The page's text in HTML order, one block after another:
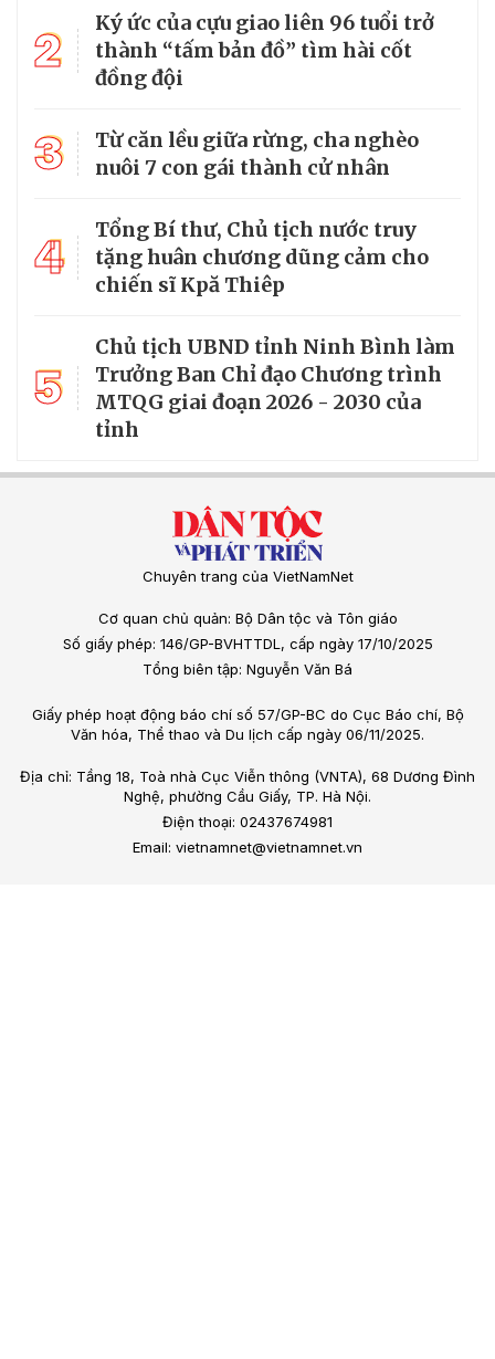
2
Ký ức của cựu giao liên 96 tuổi trở
thành “tấm bản đồ” tìm hài cốt
đồng đội
3
Từ căn lều giữa rừng, cha nghèo
nuôi 7 con gái thành cử nhân
4
Tổng Bí thư, Chủ tịch nước truy
tặng huân chương dũng cảm cho
chiến sĩ Kpă Thiêp
5
Chủ tịch UBND tỉnh Ninh Bình làm
Trưởng Ban Chỉ đạo Chương trình
MTQG giai đoạn 2026 - 2030 của
tỉnh
Chuyên trang của VietNamNet
Cơ quan chủ quản: Bộ Dân tộc và Tôn giáo
Số giấy phép: 146/GP-BVHTTDL, cấp ngày 17/10/2025
Tổng biên tập: Nguyễn Văn Bá
Giấy phép hoạt động báo chí số 57/GP-BC do Cục Báo chí, Bộ
Văn hóa, Thể thao và Du lịch cấp ngày 06/11/2025.
Địa chỉ: Tầng 18, Toà nhà Cục Viễn thông (VNTA), 68 Dương Đình
Nghệ, phường Cầu Giấy, TP. Hà Nội.
Điện thoại: 02437674981
Email: vietnamnet@vietnamnet.vn